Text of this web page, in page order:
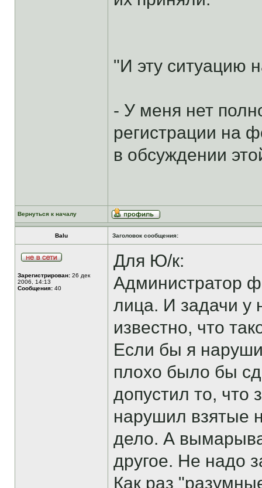
"И эту ситуацию
- У меня нет
регистрации на
в обсуждении
Вернуться к началу
Balu Заголовок сообщения:
Зарегистрирован: 26 дек
2006, 14:13
Сообщения: 40
Для Ю/к:
Администратор
лица. И задачи у
известно, что
Если бы я
плохо было бы
допустил то,
нарушил взятые
дело. А
другое. Не надо
Как раз